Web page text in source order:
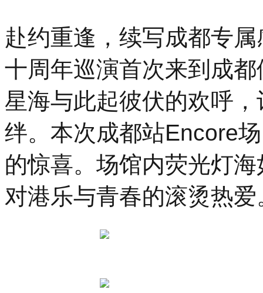
赴约重逢，续写成都专
十周年巡演首次来到成
星海与此起彼伏的欢呼
绊。本次成都站Encore
的惊喜。场馆内荧光灯
对港乐与青春的滚烫热爱